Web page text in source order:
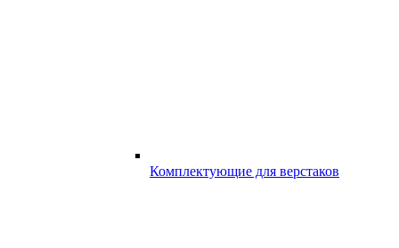
Комплектующие для верстаков